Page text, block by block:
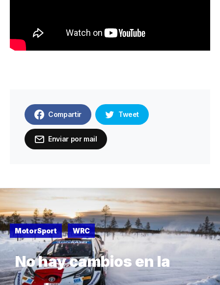
Compartir Tweet
Enviar por mail
MotorSport WRC
No hay cambios en la